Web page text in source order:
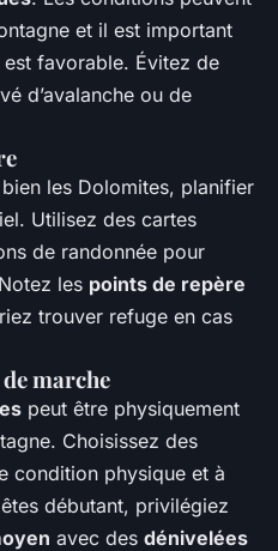
et il est important
favorable. Évitez de
d’avalanche ou de
les Dolomites, planifier
Utilisez des cartes
de randonnée pour
les points de repère
trouver refuge en cas
marche
peut être physiquement
Choisissez des
condition physique et à
débutant, privilégiez
avec des dénivelées